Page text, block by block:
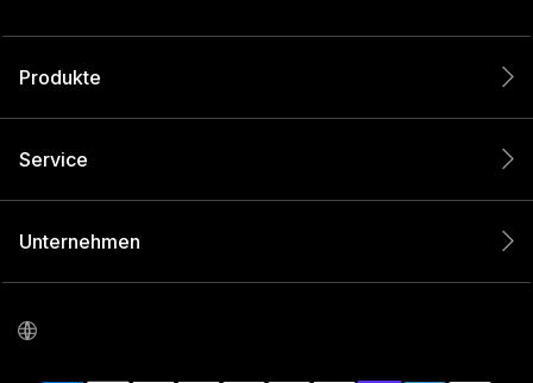
Produkte
Service
Unternehmen